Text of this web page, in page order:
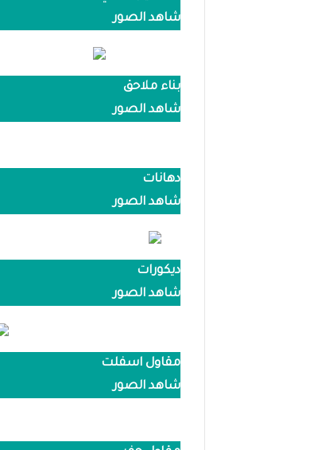
شاهد الصور
بناء ملاحق
شاهد الصور
دهانات
شاهد الصور
ديكورات
شاهد الصور
مقاول اسفلت
شاهد الصور